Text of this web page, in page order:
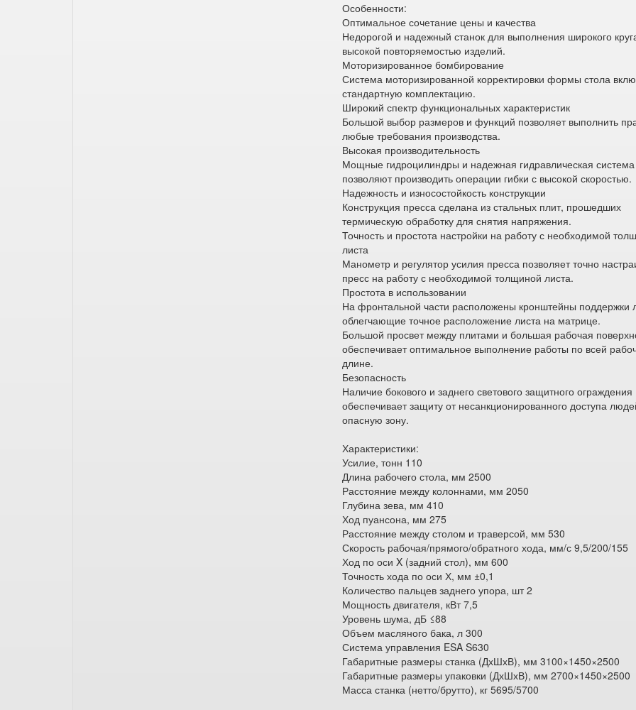
Особенности:
Оптимальное сочетание цены и качества
Недорогой и надежный станок для выполнения широкого
высокой повторяемостью изделий.
Моторизированное бомбирование
Система моторизированной корректировки формы стола
стандартную комплектацию.
Широкий спектр функциональных характеристик
Большой выбор размеров и функций позволяет выполнить
любые требования производства.
Высокая производительность
Мощные гидроцилиндры и надежная гидравлическая система
позволяют производить операции гибки с высокой скоростью.
Надежность и износостойкость конструкции
Конструкция пресса сделана из стальных плит, прошедших
термическую обработку для снятия напряжения.
Точность и простота настройки на работу с необходимой
листа
Манометр и регулятор усилия пресса позволяет точно
пресс на работу с необходимой толщиной листа.
Простота в использовании
На фронтальной части расположены кронштейны поддержки
облегчающие точное расположение листа на матрице.
Большой просвет между плитами и большая рабочая
обеспечивает оптимальное выполнение работы по всей
длине.
Безопасность
Наличие бокового и заднего светового защитного ограждения
обеспечивает защиту от несанкционированного доступа
опасную зону.
Характеристики:
Усилие, тонн 110
Длина рабочего стола, мм 2500
Расстояние между колоннами, мм 2050
Глубина зева, мм 410
Ход пуансона, мм 275
Расстояние между столом и траверсой, мм 530
Скорость рабочая/прямого/обратного хода, мм/с 9,5/200/155
Ход по оси X (задний стол), мм 600
Точность хода по оси Х, мм ±0,1
Количество пальцев заднего упора, шт 2
Мощность двигателя, кВт 7,5
Уровень шума, дБ ≤88
Объем масляного бака, л 300
Система управления ESA S630
Габаритные размеры станка (ДхШхВ), мм 3100×1450×2500
Габаритные размеры упаковки (ДхШхВ), мм 2700×1450×2500
Масса станка (нетто/брутто), кг 5695/5700